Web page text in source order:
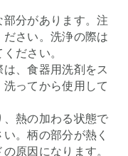
分があります。注
さい。洗浄の際は
ださい。
、食器用洗剤をス
ってから使用して
熱の加わる状態で
。柄の部分が熱く
原因になります。